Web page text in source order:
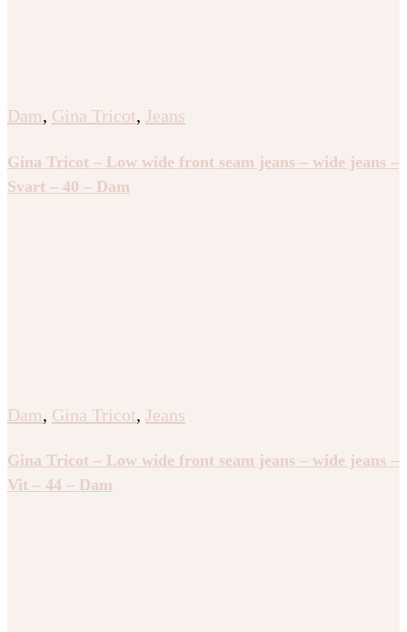
Dam, Gina Tricot, Jeans
Gina Tricot – Low wide front seam jeans – wide jeans –
Svart – 40 – Dam
Dam, Gina Tricot, Jeans
Gina Tricot – Low wide front seam jeans – wide jeans –
Vit – 44 – Dam